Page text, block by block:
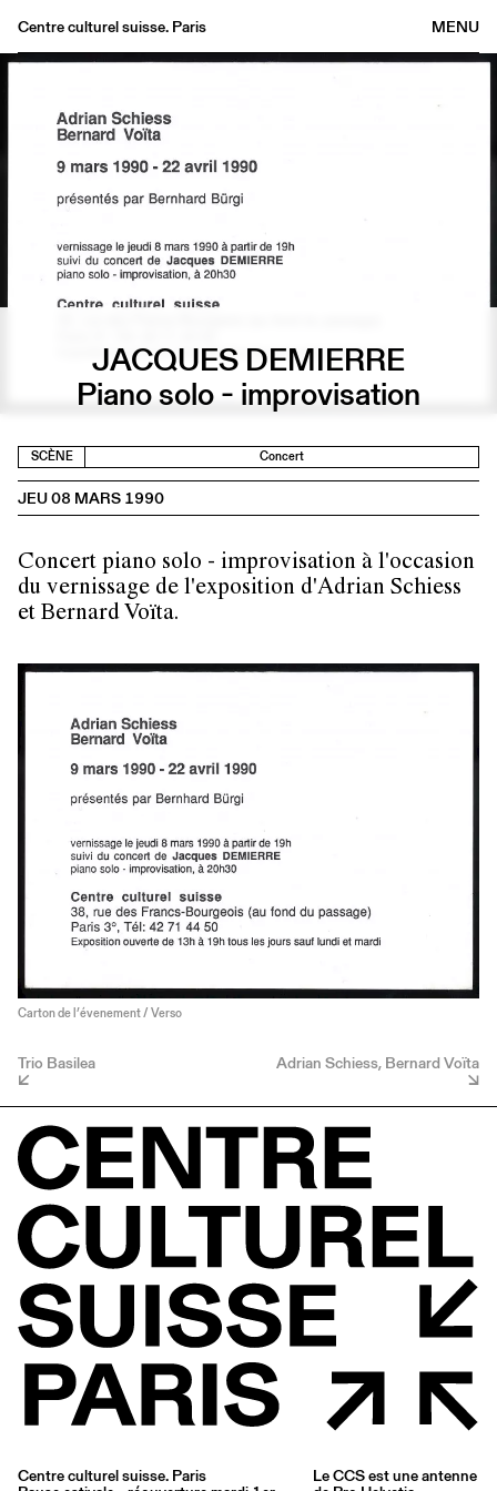
MENU
Centre culturel suisse. Paris
Agenda
Librairie
Buvette
Archives
Médiathèque
Éditions
Informations
JACQUES DEMIERRE
Piano solo - improvisation
SCÈNE Concert
JEU 08 MARS 1990
Concert piano solo - improvisation à l'occasion
du vernissage de l'exposition d'Adrian Schiess
et Bernard Voïta.
Carton de l’évenement / Verso
Trio Basilea Adrian Schiess, Bernard Voïta
Centre culturel suisse. Paris Le CCS est une antenne